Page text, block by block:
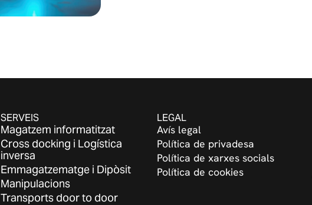
SERVEIS
Magatzem informatitzat
Cross docking i Logística
inversa
Emmagatzematge i Dipòsit
Manipulacions
Transports door to door
LEGAL
Avís legal
Política de privadesa
Política de xarxes socials
Política de cookies